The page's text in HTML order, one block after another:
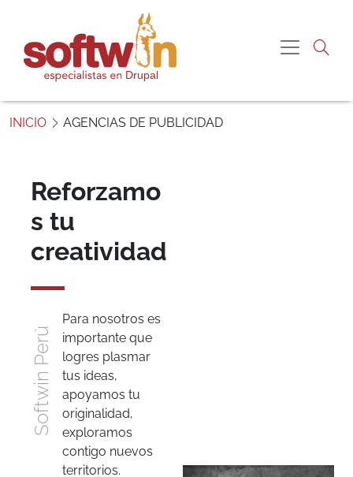
f
INICIO AGENCIAS DE PUBLICIDAD
Agencias
Publicidad
Reforzamo
s tu
creatividad
Softwin Perú
Para nosotros es
importante que
logres plasmar
tus ideas,
apoyamos tu
originalidad,
exploramos
contigo nuevos
territorios.